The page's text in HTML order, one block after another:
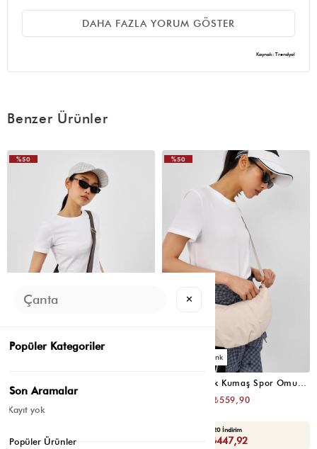
Kaliteli ama göründüğünden ufak.Cüzdan telefon anahtar
(0)
DAHA FAZLA YORUM GÖSTER
Kaynak: Trendyol
Benzer Ürünler
Sepette : ₺447,92
%50
₺559,90
Yaza Özel Ek %20 İndirim
Sepette : ₺447,92
%50
✕
Popüler Kategoriler
Son Aramalar
Kayıt yok
Popüler Ürünler